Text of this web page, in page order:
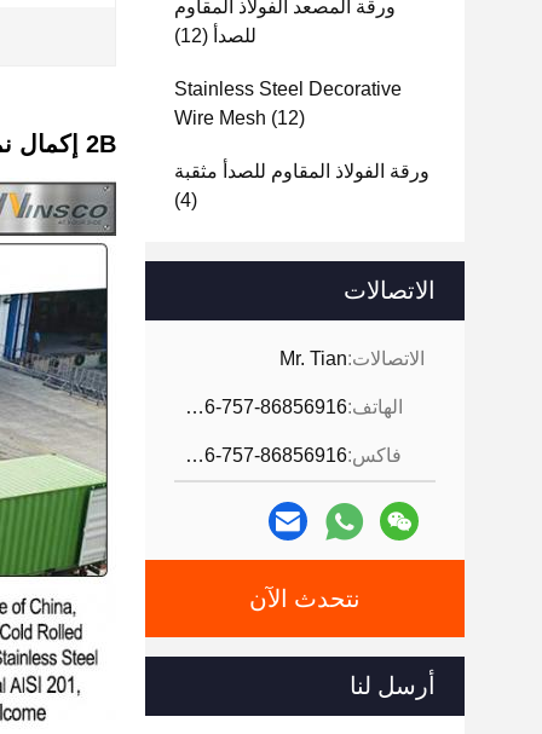
ورقة المصعد الفولاذ المقاوم
للصدأ (12)
Stainless Steel Decorative
Wire Mesh (12)
ورقة الفولاذ المقاوم للصدأ مثقبة
(4)
الاتصالات
الاتصالات:Mr. Tian
الهاتف: 0086-757-86856916
فاكس: 0086-757-86856916
نتحدث الآن
أرسل لنا
2B إكمال نمط عشب العسل الصفحة الفولاذ المقاوم للصدأ المنقوشة